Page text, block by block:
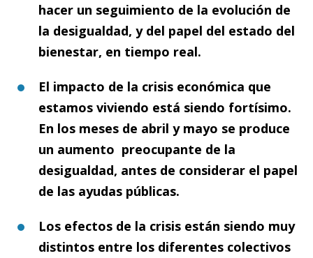
hacer un seguimiento de la evolución de
la desigualdad, y del papel del estado del
bienestar, en tiempo real.
El impacto de la crisis económica que
estamos viviendo está siendo fortísimo.
En los meses de abril y mayo se produce
un aumento preocupante de la
desigualdad, antes de considerar el papel
de las ayudas públicas.
Los efectos de la crisis están siendo muy
distintos entre los diferentes colectivos